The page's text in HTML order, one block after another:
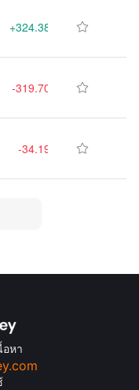
+324.38K $870.04M

-319.70K $835.60M

-34.19K $822.07M

อหา